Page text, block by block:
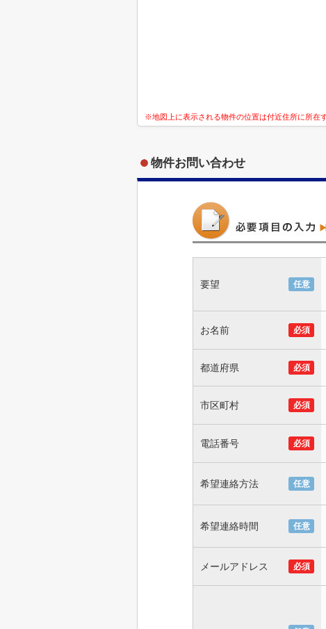
※地図上に表示される物件の位置は付近住所に所在
物件お問い合わせ
要望 任意
お名前 必須
都道府県 必須
市区町村 必須
電話番号 必須
希望連絡方法 任意
希望連絡時間 任意
メールアドレス 必須